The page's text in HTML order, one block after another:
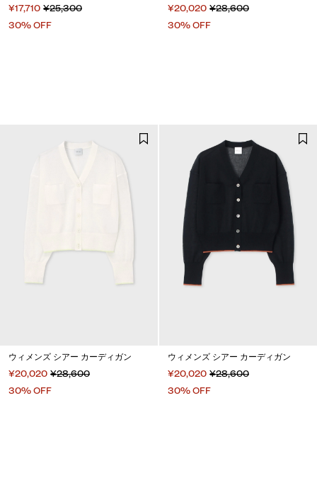
¥17,710 ¥25,300
30% OFF
¥20,020 ¥28,600
30% OFF
ウィメンズ シアー カーディガン
¥20,020 ¥28,600
30% OFF
ウィメンズ シアー カーディガン
¥20,020 ¥28,600
30% OFF